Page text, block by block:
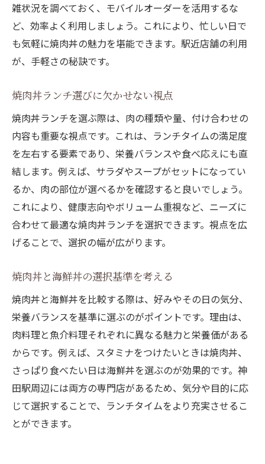
雑状況を調べておく、モバイルオーダーを活用するな
ど、効率よく利用しましょう。これにより、忙しい日で
も気軽に焼肉丼の魅力を堪能できます。駅近店舗の利用
が、手軽さの秘訣です。
焼肉丼ランチ選びに欠かせない視点
焼肉丼ランチを選ぶ際は、肉の種類や量、付け合わせの
内容も重要な視点です。これは、ランチタイムの満足度
を左右する要素であり、栄養バランスや食べ応えにも直
結します。例えば、サラダやスープがセットになってい
るか、肉の部位が選べるかを確認すると良いでしょう。
これにより、健康志向やボリューム重視など、ニーズに
合わせて最適な焼肉丼ランチを選択できます。視点を広
げることで、選択の幅が広がります。
焼肉丼と海鮮丼の選択基準を考える
焼肉丼と海鮮丼を比較する際は、好みやその日の気分、
栄養バランスを基準に選ぶのがポイントです。理由は、
肉料理と魚介料理それぞれに異なる魅力と栄養価がある
からです。例えば、スタミナをつけたいときは焼肉丼、
さっぱり食べたい日は海鮮丼を選ぶのが効果的です。神
田駅周辺には両方の専門店があるため、気分や目的に応
じて選択することで、ランチタイムをより充実させるこ
とができます。